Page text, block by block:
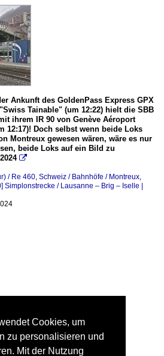
Ankunft des GoldenPass Express GPX
Tainable" (um 12:22) hielt die SBB
ihrem IR 90 von Genève Aéroport
12:17)! Doch selbst wenn beide Loks
Montreux gewesen wären, wäre es nur
beide Loks auf ein Bild zu

/ Re 460, Schweiz / Bahnhöfe / Montreux,
Simplonstrecke / Lausanne – Brig – Iselle |
Cookies, um
zu personalisieren und
Mit der Nutzung